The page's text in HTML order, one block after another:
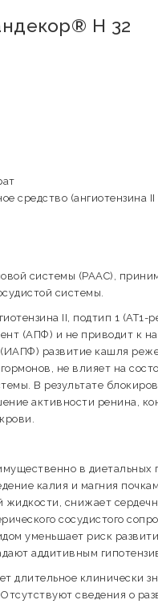
H 32
средство (ангиотензина
системы (РААС),
системы.
II, подтип 1 (АТ1-
(АПФ) и не приводит к
развитие кашля
не влияет на
В результате
активности ренина,
в диетальных
калия и магния
снижает
сосудистого
уменьшает риск
аддитивным
длительное клинически
сведения о